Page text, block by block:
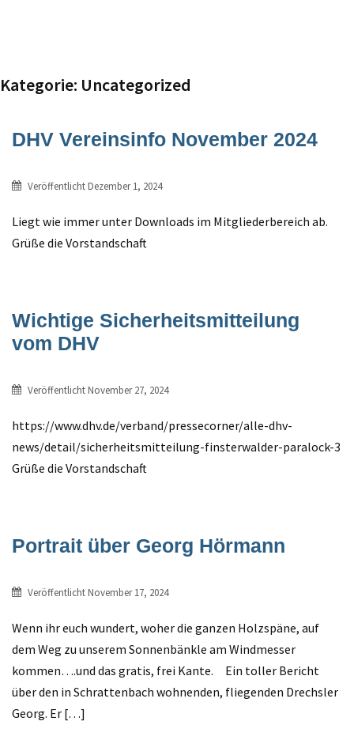
Kategorie: Uncategorized
DHV Vereinsinfo November 2024
Veröffentlicht Dezember 1, 2024
Liegt wie immer unter Downloads im Mitgliederbereich ab.
Grüße die Vorstandschaft
Wichtige Sicherheitsmitteilung
vom DHV
Veröffentlicht November 27, 2024
https://www.dhv.de/verband/pressecorner/alle-dhv-
news/detail/sicherheitsmitteilung-finsterwalder-paralock-3
Grüße die Vorstandschaft
Portrait über Georg Hörmann
Veröffentlicht November 17, 2024
Wenn ihr euch wundert, woher die ganzen Holzspäne, auf
dem Weg zu unserem Sonnenbänkle am Windmesser
kommen….und das gratis, frei Kante. Ein toller Bericht
über den in Schrattenbach wohnenden, fliegenden Drechsler
Georg. Er […]